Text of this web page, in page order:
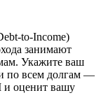
to-Income)
занимают
Укажите ваш
по всем долгам —
и оценит вашу